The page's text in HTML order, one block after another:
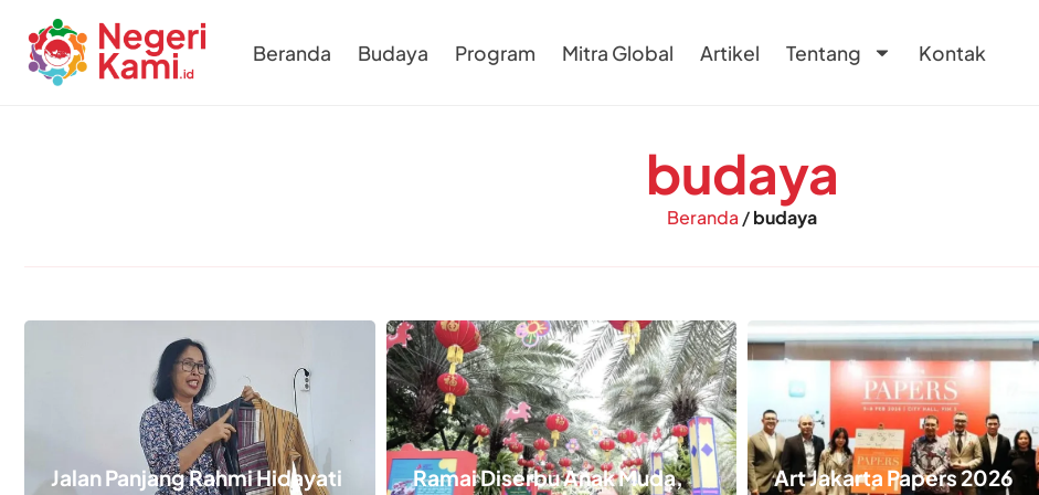
Beranda Budaya Program Mitra Global Artikel Tentang Kontak
budaya
Beranda /budaya
Jalan Panjang Rahmi Hidayati
Ramai Diserbu Anak Muda,
Art Jakarta Papers 2026